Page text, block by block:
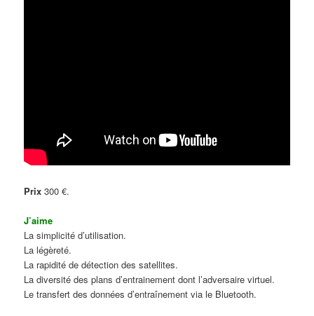
Prix 300 €.
J’aime
La simplicité d’utilisation.
La légèreté.
La rapidité de détection des satellites.
La diversité des plans d’entrainement dont l’adversaire virtuel.
Le transfert des données d’entraînement via le Bluetooth.